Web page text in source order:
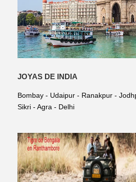
JOYAS DE INDIA
Bombay - Udaipur - Ranakpur -
Sikri - Agra - Delhi